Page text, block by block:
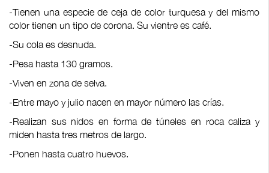
-Tienen una especie de ceja de color turquesa y del mismo
color tienen un tipo de corona. Su vientre es café.
-Su cola es desnuda.
-Pesa hasta 130 gramos.
-Viven en zona de selva.
-Entre mayo y julio nacen en mayor número las crías.
-Realizan sus nidos en forma de túneles en roca caliza y
miden hasta tres metros de largo.
-Ponen hasta cuatro huevos.